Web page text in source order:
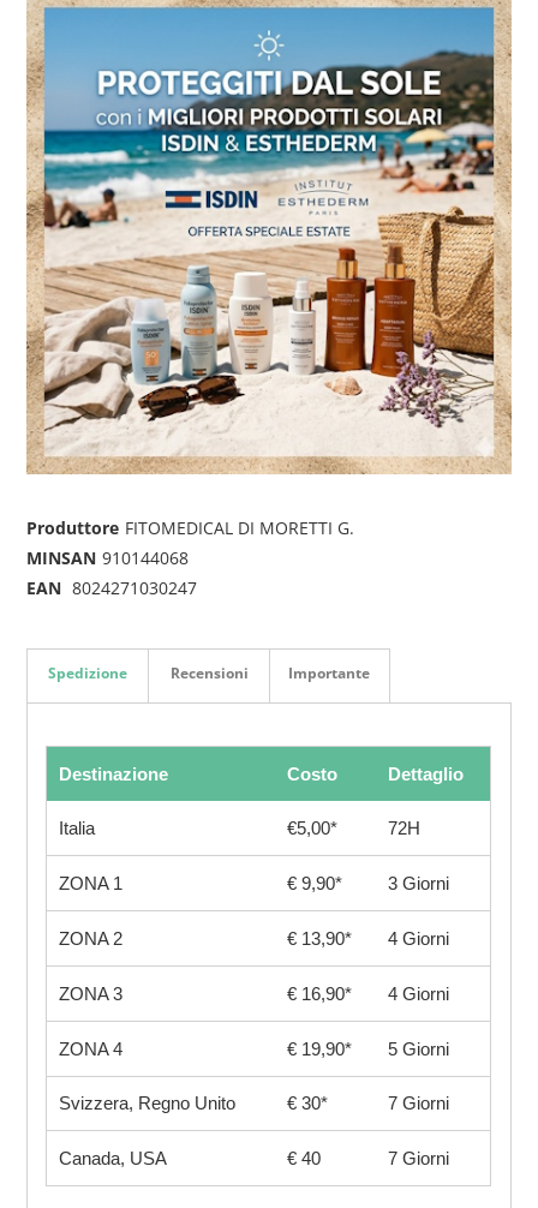
Produttore FITOMEDICAL DI MORETTI G.
MINSAN 910144068
EAN 8024271030247
Spedizione
Destinazione Costo Dettaglio
Italia €5,00* 72H
ZONA 1 € 9,90* 3 Giorni
ZONA 2 € 13,90* 4 Giorni
ZONA 3 € 16,90* 4 Giorni
ZONA 4 € 19,90* 5 Giorni
Svizzera, Regno Unito € 30* 7 Giorni
Canada, USA € 40 7 Giorni
Recensioni Importante